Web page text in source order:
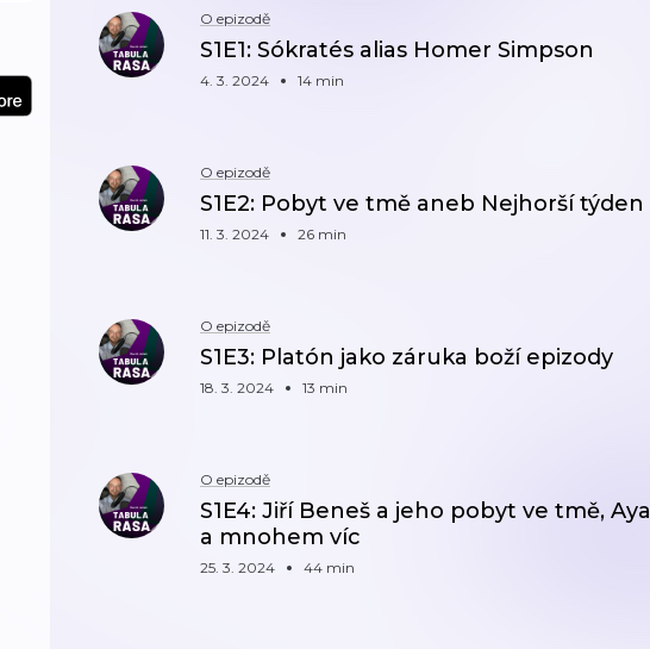
O epizodě
S1E1: Sókratés alias Homer Simpson
4. 3. 2024 14 min
O epizodě
S1E2: Pobyt ve tmě aneb Nejhorší
11. 3. 2024 26 min
O epizodě
S1E3: Platón jako záruka boží epizody
18. 3. 2024 13 min
O epizodě
S1E4: Jiří Beneš a jeho pobyt ve tmě,
a mnohem víc
25. 3. 2024 44 min